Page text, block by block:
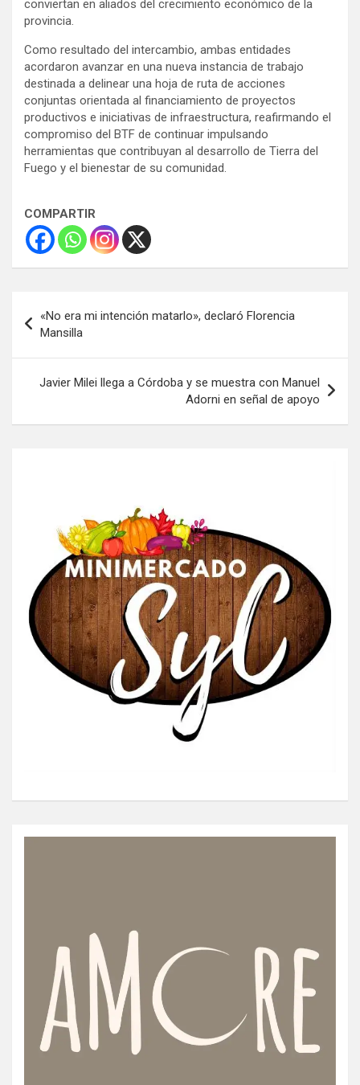
conviertan en aliados del crecimiento económico de la
provincia.
Como resultado del intercambio, ambas entidades
acordaron avanzar en una nueva instancia de trabajo
destinada a delinear una hoja de ruta de acciones
conjuntas orientada al financiamiento de proyectos
productivos e iniciativas de infraestructura, reafirmando el
compromiso del BTF de continuar impulsando
herramientas que contribuyan al desarrollo de Tierra del
Fuego y el bienestar de su comunidad.
COMPARTIR
de
entradas
«No era mi intención matarlo», declaró Florencia
Mansilla
Javier Milei llega a Córdoba y se muestra con Manuel
Adorni en señal de apoyo